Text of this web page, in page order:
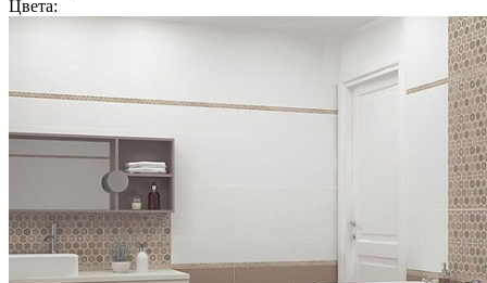
Цвета: